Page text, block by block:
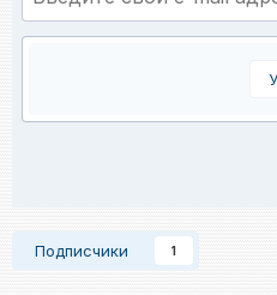
Подписчики 1